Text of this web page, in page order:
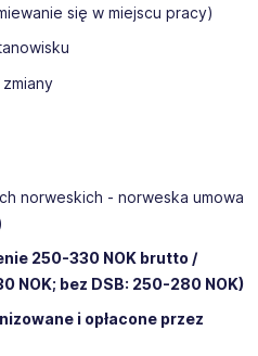
się w miejscu pracy)
norweskich - norweska umowa
250-330 NOK brutto /
NOK; bez DSB: 250-280 NOK)
i opłacone przez